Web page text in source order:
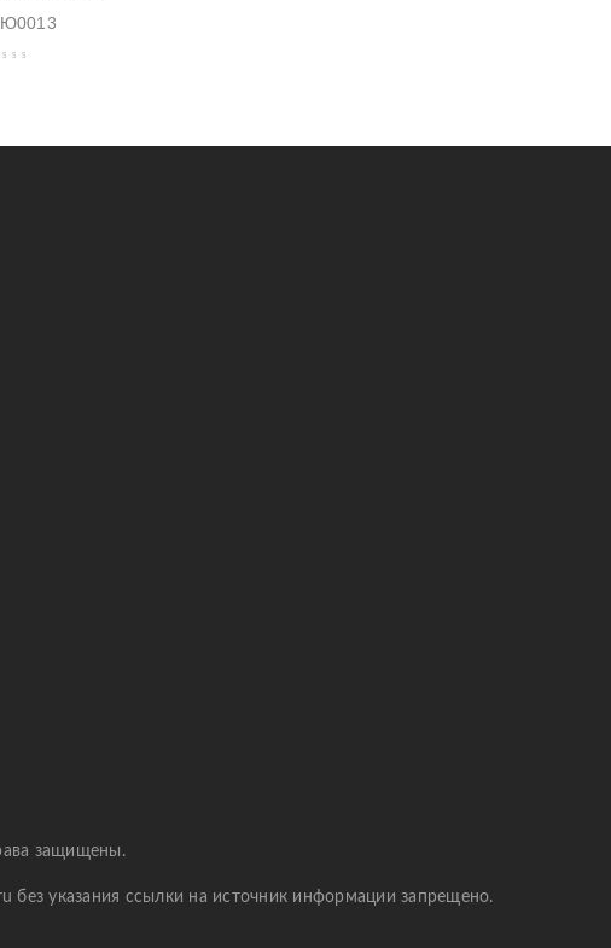
защищены.
без указания ссылки на источник информации запрещено.